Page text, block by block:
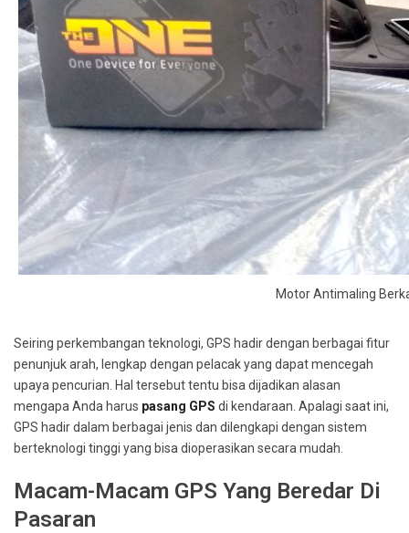
Motor Antimaling
Seiring perkembangan teknologi, GPS hadir dengan berbagai fitur
penunjuk arah, lengkap dengan pelacak yang dapat mencegah
upaya pencurian. Hal tersebut tentu bisa dijadikan alasan
mengapa Anda harus pasang GPS di kendaraan. Apalagi saat ini,
GPS hadir dalam berbagai jenis dan dilengkapi dengan sistem
berteknologi tinggi yang bisa dioperasikan secara mudah.
Macam-Macam GPS Yang Beredar Di
Pasaran